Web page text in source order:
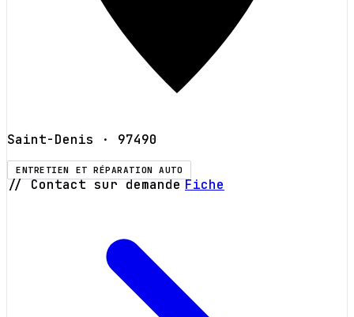
Saint-Denis · 97490
ENTRETIEN ET RÉPARATION AUTO
// Contact sur demande Fiche